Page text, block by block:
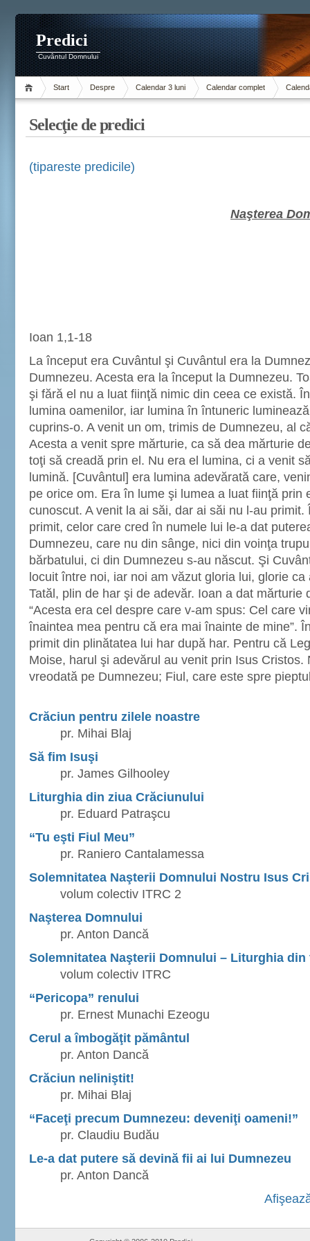
Predici
Cuvântul Domnului
Start Despre Calendar 3 luni Calendar complet
Selecţie de predici
(tipareste predicile)
Naşterea
Ioan 1,1-18
La început era Cuvântul şi Cuvântul era la
Dumnezeu. Acesta era la început la Dumnezeu.
şi fără el nu a luat fiinţă nimic din ceea ce există.
lumina oamenilor, iar lumina în întuneric
cuprins-o. A venit un om, trimis de Dumnezeu, al
Acesta a venit spre mărturie, ca să dea mărturie
toţi să creadă prin el. Nu era el lumina, ci a venit
lumină. [Cuvântul] era lumina adevărată care,
pe orice om. Era în lume şi lumea a luat fiinţă prin
cunoscut. A venit la ai săi, dar ai săi nu l-au primit.
primit, celor care cred în numele lui le-a dat
Dumnezeu, care nu din sânge, nici din voinţa
bărbatului, ci din Dumnezeu s-au născut. Şi
locuit între noi, iar noi am văzut gloria lui, glorie
Tatăl, plin de har şi de adevăr. Ioan a dat mărturie
“Acesta era cel despre care v-am spus: Cel care
înaintea mea pentru că era mai înainte de mine”.
primit din plinătatea lui har după har. Pentru că
Moise, harul şi adevărul au venit prin Isus Cristos.
vreodată pe Dumnezeu; Fiul, care este spre
Crăciun pentru zilele noastre
pr. Mihai Blaj
Să fim Isuşi
pr. James Gilhooley
Liturghia din ziua Crăciunului
pr. Eduard Patraşcu
“Tu eşti Fiul Meu”
pr. Raniero Cantalamessa
Solemnitatea Naşterii Domnului Nostru Isus
volum colectiv ITRC 2
Naşterea Domnului
pr. Anton Dancă
Solemnitatea Naşterii Domnului – Liturghia
volum colectiv ITRC
“Pericopa” renului
pr. Ernest Munachi Ezeogu
Cerul a îmbogăţit pământul
pr. Anton Dancă
Crăciun neliniştit!
pr. Mihai Blaj
“Faceţi precum Dumnezeu: deveniţi oameni!”
pr. Claudiu Budău
Le-a dat putere să devină fii ai lui Dumnezeu
pr. Anton Dancă